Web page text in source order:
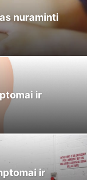
nuraminti
ir
ir